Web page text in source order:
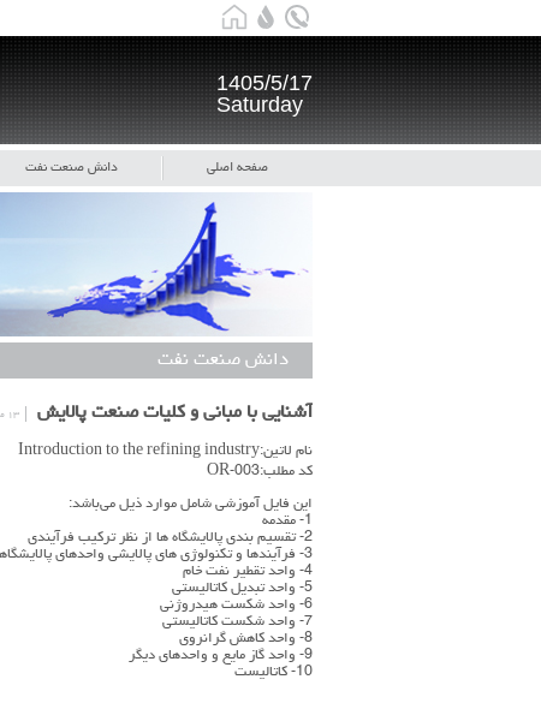
1405/5/17
Saturday
صفحه اصلی دانش صنعت نفت
دانش صنعت نفت
آشنایی با مبانی و کلیات صنعت پالایش ۱۳ مهر
نام لاتین:Introduction to the refining industry
کد مطلب:OR-003
این فایل آموزشی شامل موارد ذیل می‌باشد:
1- مقدمه
2- تقسیم بندی پالایشگاه ها از نظر ترکیب فرآیندی
3- فرآیندها و تکنولوژی های پالایشی واحدهای پالایشگاهی
4- واحد تقطیر نفت خام
5- واحد تبدیل کاتالیستی
6- واحد شکست هیدروژنی
7- واحد شکست کاتالیستی
8- واحد کاهش گرانروی
9- واحد گاز مایع و واحدهای دیگر
10- کاتالیست